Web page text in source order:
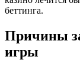
беттинга.
Причины
игры